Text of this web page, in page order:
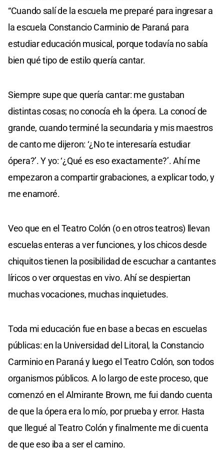
“Cuando salí de la escuela me preparé para ingresar a
la escuela Constancio Carminio de Paraná para
estudiar educación musical, porque todavía no sabía
bien qué tipo de estilo quería cantar.
Siempre supe que quería cantar: me gustaban
distintas cosas; no conocía eh la ópera. La conocí de
grande, cuando terminé la secundaria y mis maestros
de canto me dijeron: ‘¿No te interesaría estudiar
ópera?’. Y yo: ‘¿Qué es eso exactamente?’. Ahí me
empezaron a compartir grabaciones, a explicar todo, y
me enamoré.
Veo que en el Teatro Colón (o en otros teatros) llevan
escuelas enteras a ver funciones, y los chicos desde
chiquitos tienen la posibilidad de escuchar a cantantes
líricos o ver orquestas en vivo. Ahí se despiertan
muchas vocaciones, muchas inquietudes.
Toda mi educación fue en base a becas en escuelas
públicas: en la Universidad del Litoral, la Constancio
Carminio en Paraná y luego el Teatro Colón, son todos
organismos públicos. A lo largo de este proceso, que
comenzó en el Almirante Brown, me fui dando cuenta
de que la ópera era lo mío, por prueba y error. Hasta
que llegué al Teatro Colón y finalmente me di cuenta
de que eso iba a ser el camino.